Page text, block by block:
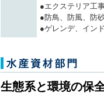
●エクステリア工
●防鳥、防風、防
●ゲレンデ、イン
生態系と環境の保